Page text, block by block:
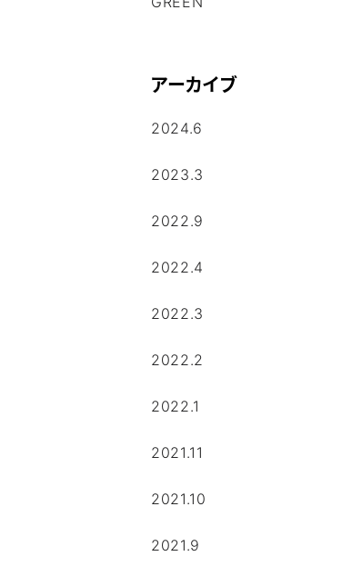
アーカイブ
2024.6
2023.3
2022.9
2022.4
2022.3
2022.2
2022.1
2021.11
2021.10
2021.9